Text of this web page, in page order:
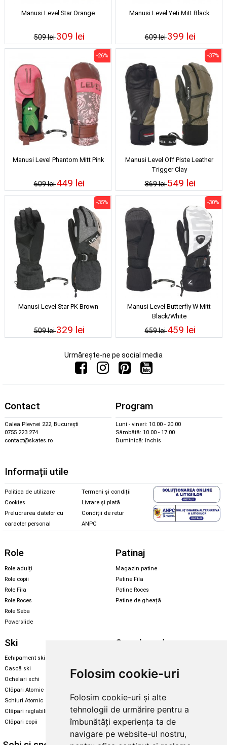
Folosim cookie-uri
Folosim cookie-uri și alte
tehnologii de urmărire pentru a
îmbunătăți experiența ta de
navigare pe website-ul nostru,
Manusi Level Star Orange
509 lei309 lei
Manusi Level Yeti Mitt Black
609 lei399 lei
Manusi Level Phantom Mitt Pink
609 lei
-26%
449 lei
Manusi Level Off Piste Leather
Trigger Clay
869 lei
-37%
549 lei
Manusi Level Star PK Brown
509 lei
-35%
329 lei
Manusi Level Butterfly W Mitt
Black/White
659 lei
-30%
459 lei
Urmărește-ne pe social media
Contact
Calea Plevnei 222, București
0755 223 274
contact@skates.ro
Program
Luni - vineri: 10.00 - 20.00
Sâmbătă: 10.00 - 17.00
Duminică: închis
Informații utile
Politica de utilizare
Cookies
Prelucrarea datelor cu
caracter personal
Termeni și condiții
Livrare și plată
Condiții de retur
ANPC
Role
Role adulți
Role copii
Role Fila
Role Roces
Role Seba
Powerslide
Patinaj
Magazin patine
Patine Fila
Patine Roces
Patine de gheață
Ski
Echipament ski
Cască ski
Ochelari schi
Clăpari Atomic
Schiuri Atomic
Clăpari reglabili
Clăpari copii
Snowboard
Echipament snowboard
Legături Rome SDS
Skate & longboard
Enuff Skateboards